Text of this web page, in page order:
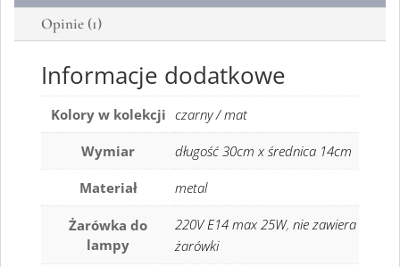
Opinie (1)
Informacje dodatkowe
Kolory w kolekcji czarny / mat
Wymiar długość 30cm x średnica 14cm
Materiał metal
Żarówka do
lampy
220V E14 max 25W, nie zawiera
żarówki